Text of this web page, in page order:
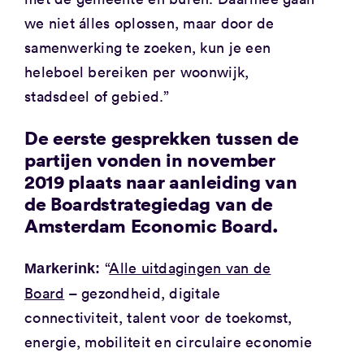
we niet álles oplossen, maar door de
samenwerking te zoeken, kun je een
heleboel bereiken per woonwijk,
stadsdeel of gebied.”
De eerste gesprekken tussen de
partijen vonden in november
2019 plaats naar aanleiding van
de Boardstrategiedag van de
Amsterdam Economic Board.
Markerink: “Alle uitdagingen van de
Board – gezondheid, digitale
connectiviteit, talent voor de toekomst,
energie, mobiliteit en circulaire economie